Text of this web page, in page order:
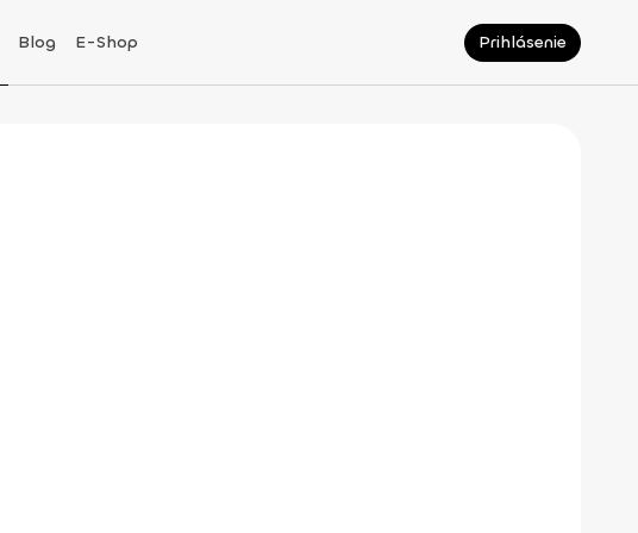
Blog E-Shop Prihlásenie